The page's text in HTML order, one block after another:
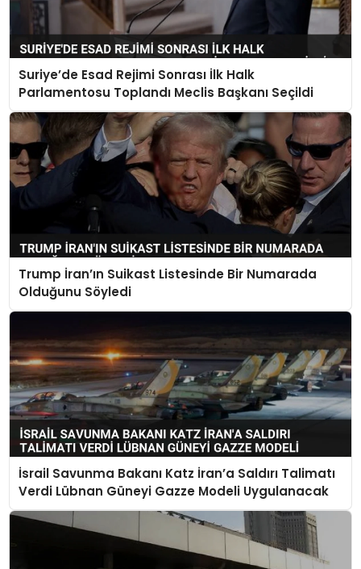
Suriye’de Esad Rejimi Sonrası İlk Halk
Parlamentosu Toplandı Meclis Başkanı Seçildi
Trump İran’ın Suikast Listesinde Bir Numarada
Olduğunu Söyledi
İsrail Savunma Bakanı Katz İran’a Saldırı Talimatı
Verdi Lübnan Güneyi Gazze Modeli Uygulanacak